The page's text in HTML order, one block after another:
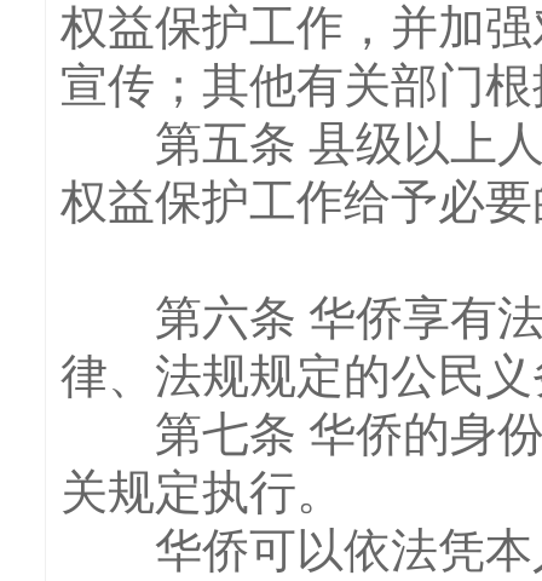
权益保护工作，并加
宣传；其他有关部门
第五条 县级以上人
权益保护工作给予必
第六条 华侨享有法
律、法规规定的公民
第七条 华侨的身份
关规定执行。
华侨可以依法凭本